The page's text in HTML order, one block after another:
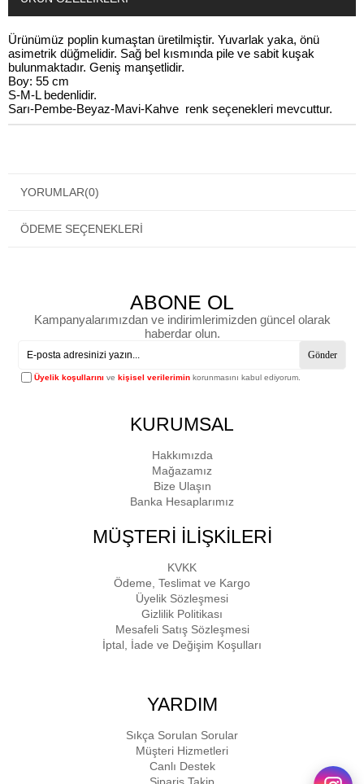
Ürünümüz poplin kumaştan üretilmiştir. Yuvarlak yaka, önü
asimetrik düğmelidir. Sağ bel kısmında pile ve sabit kuşak
bulunmaktadır. Geniş manşetlidir.
Boy: 55 cm
S-M-L bedenlidir.
Sarı-Pembe-Beyaz-Mavi-Kahve renk seçenekleri mevcuttur.
YORUMLAR(0)
ÖDEME SEÇENEKLERI
ABONE OL
Kampanyalarımızdan ve indirimlerimizden güncel olarak
haberdar olun.
Gönder
Üyelik koşullarını vekişisel verilerimin korunmasını kabul ediyorum.
KURUMSAL
Hakkımızda
Mağazamız
Bize Ulaşın
Banka Hesaplarımız
MÜŞTERİ İLİŞKİLERİ
KVKK
Ödeme, Teslimat ve Kargo
Üyelik Sözleşmesi
Gizlilik Politikası
Mesafeli Satış Sözleşmesi
İptal, İade ve Değişim Koşulları
YARDIM
Sıkça Sorulan Sorular
Müşteri Hizmetleri
Canlı Destek